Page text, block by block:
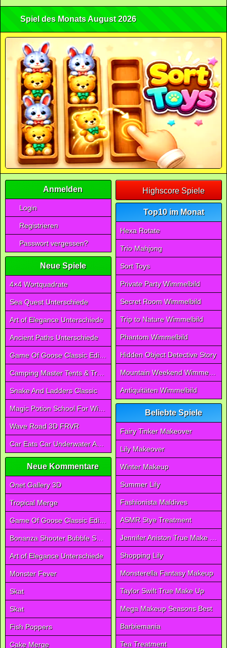
Spiel des Monats August 2026
Anmelden
Login
Registrieren
Passwort vergessen?
Neue Spiele
4×4 Wortquadrate
Sea Quest Unterschiede
Art of Elegance Unterschiede
Ancient Paths Unterschiede
Game Of Goose Classic Edition
Camping Master Tents & Trees
Snake And Ladders Classic
Magic Potion School For Witch
Wave Road 3D FRVR
Car Eats Car Underwater Adventure FRVR
Neue Kommentare
Onet Gallery 3D
Tropical Merge
Game Of Goose Classic Edition
Bonanza Shooter Bubble Snap
Art of Elegance Unterschiede
Monster Fever
Skat
Skat
Fish Poppers
Cake Merge
Highscore Spiele
Top10 im Monat
Hexa Rotate
Trio Mahjong
Sort Toys
Private Party Wimmelbild
Secret Room Wimmelbild
Trip to Nature Wimmelbild
Phantom Wimmelbild
Hidden Object Detective Story
Mountain Weekend Wimmelbild
Antiquitäten Wimmelbild
Beliebte Spiele
Fairy Tinker Makeover
Lily Makeover
Winter Makeup
Summer Lily
Fashionista Maldives
ASMR Stye Treatment
Shopping Lily
Monsterella Fantasy Makeup
Taylor Swift True Make Up
Mega Makeup Seasons Best
Barbiemania
Tea Treatment